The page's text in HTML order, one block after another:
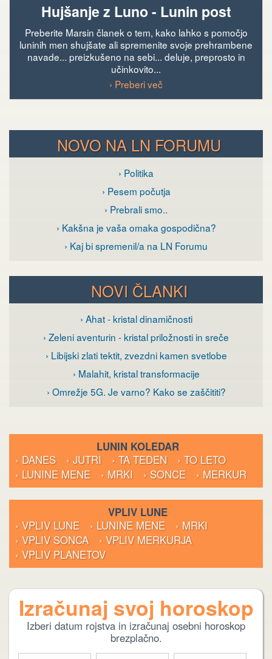
Hujšanje z Luno - Lunin post
Preberite Marsin članek o tem, kako lahko s pomočjo
luninih men shujšate ali spremenite svoje prehrambene
navade... preizkušeno na sebi... deluje, preprosto in
učinkovito...
› Preberi več
NOVO NA LN FORUMU
› Politika
› Pesem počutja
› Prebrali smo..
› Kakšna je vaša omaka gospodična?
› Kaj bi spremenil/a na LN Forumu
NOVI ČLANKI
› Ahat - kristal dinamičnosti
› Zeleni aventurin - kristal priložnosti in sreče
› Libijski zlati tektit, zvezdni kamen svetlobe
› Malahit, kristal transformacije
› Omrežje 5G. Je varno? Kako se zaščititi?
LUNIN KOLEDAR
› DANES
› JUTRI › TA TEDEN
› TO LETO
› LUNINE MENE
› MRKI › SONCE › MERKUR
VPLIV LUNE
› VPLIV LUNE
› LUNINE MENE
› MRKI
› VPLIV SONCA
› VPLIV MERKURJA
› VPLIV PLANETOV
Izračunaj svoj horoskop
Izberi datum rojstva in izračunaj osebni horoskop
brezplačno.